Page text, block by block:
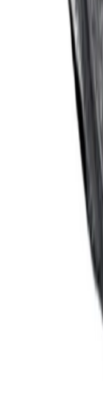
Allmänna villkor
Integritetspolicy
Cookiepolicy